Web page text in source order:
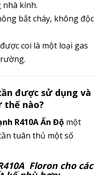
nhà kính.
bắt cháy, không độc
coi là một loại gas
được sử dụng và
thế nào?
R410A Ấn Độ một
tuân thủ một số
Floron cho các